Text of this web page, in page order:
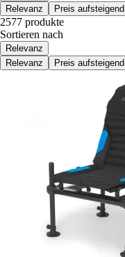
Relevanz
Preis aufsteigend
2577 produkte
Sortieren nach
Relevanz
Relevanz
Preis aufsteigend